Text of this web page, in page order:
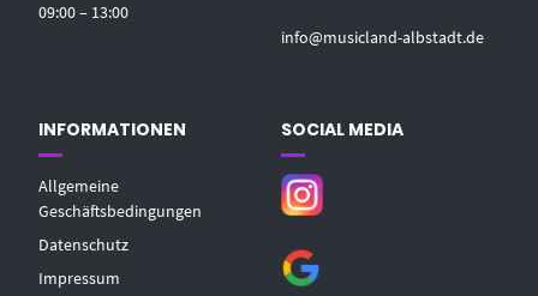
09:00 – 13:00
info@musicland-albstadt.de
INFORMATIONEN
Allgemeine
Geschäftsbedingungen
Datenschutz
Impressum
SOCIAL MEDIA